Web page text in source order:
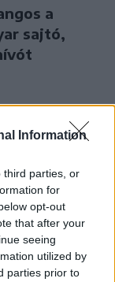
Information
third parties, or
for
opt-out
that after your
seeing
utilized by
parties prior to
a
sajtó,
s